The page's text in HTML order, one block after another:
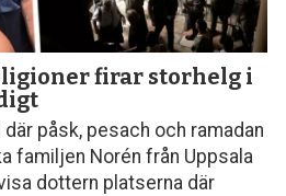
firar storhelg i
påsk, pesach och ramadan
familjen Norén från Uppsala
dottern platserna där